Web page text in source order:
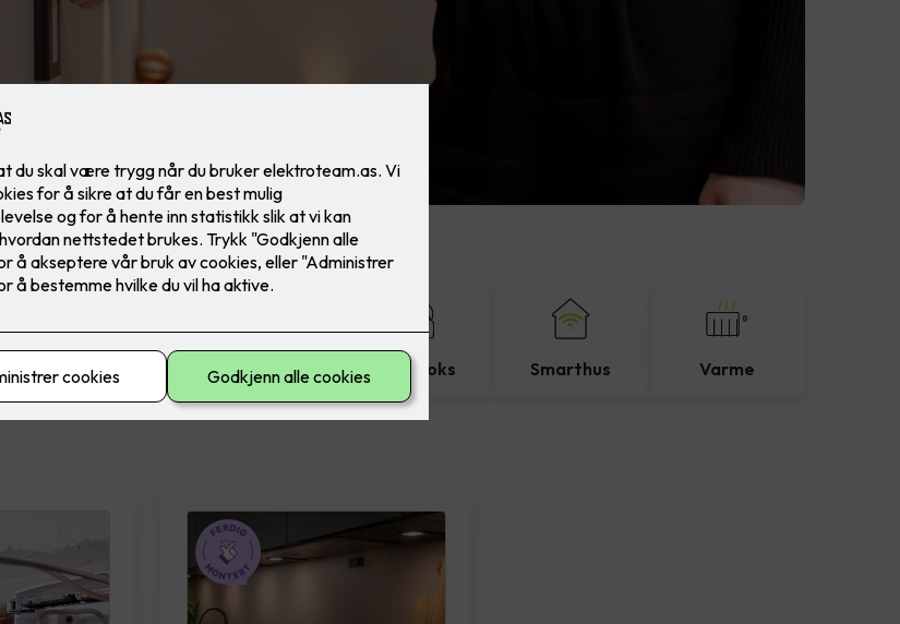
El-sikkerhet Ferdig montert Ladeboks Smarthus Varme